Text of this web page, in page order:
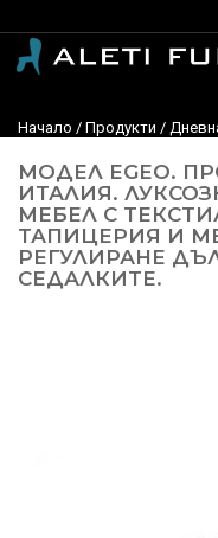
Начало / Продукти /
МОДЕЛ EGEO.
ИТАЛИЯ.
МЕБЕЛ С
ТАПИЦЕРИЯ И
РЕГУЛИРАНЕ
СЕДАЛКИТЕ.